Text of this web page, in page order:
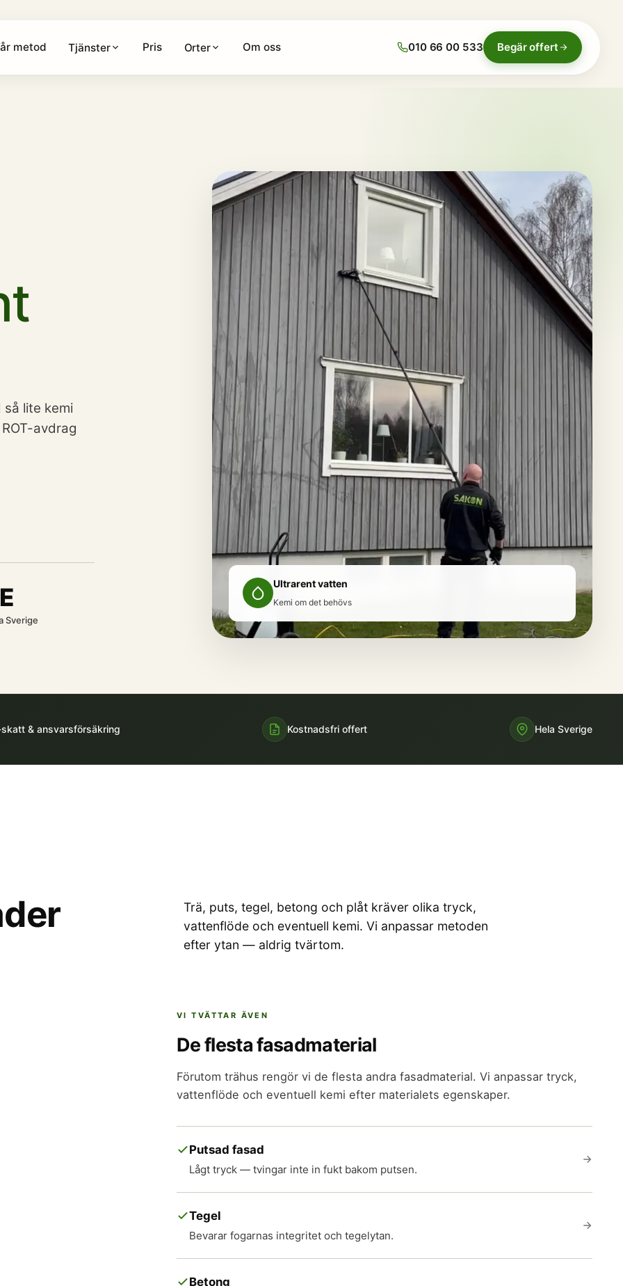
metod Tjänster Pris Orter Om oss 010 66 00 533 Begär offert
lite kemi
avdrag
Sverige
Ultrarent vatten
Kemi om det behövs
& ansvarsförsäkring Kostnadsfri offert Hela Sverige
Trä, puts, tegel, betong och plåt kräver olika tryck,
vattenflöde och eventuell kemi. Vi anpassar metoden
efter ytan — aldrig tvärtom.
VI TVÄTTAR ÄVEN
De flesta fasadmaterial
Förutom trähus rengör vi de flesta andra fasadmaterial. Vi anpassar tryck,
vattenflöde och eventuell kemi efter materialets egenskaper.
Putsad fasad
Lågt tryck — tvingar inte in fukt bakom putsen.
Tegel
Bevarar fogarnas integritet och tegelytan.
Betong